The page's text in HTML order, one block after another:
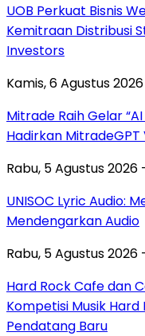
UOB Perkuat Bisnis
Kemitraan Distribusi
Investors
Kamis, 6 Agustus
Mitrade Raih Gelar
Hadirkan
Rabu, 5 Agustus 2026
UNISOC Lyric Audio:
Mendengarkan Audio
Rabu, 5 Agustus 2026
Hard Rock Cafe dan
Kompetisi Musik Hard
Pendatang Baru